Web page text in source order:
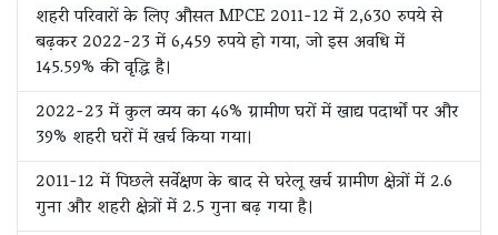
शहरी परिवारों के लिए औसत MPCE 2011-12 में 2,630 रुपये से
बढ़कर 2022-23 में 6,459 रुपये हो गया, जो इस अवधि में
145.59% की वृद्धि है।
2022-23 में कुल व्यय का 46% ग्रामीण घरों में खाद्य पदार्थों पर और
39% शहरी घरों में खर्च किया गया।
2011-12 में पिछले सर्वेक्षण के बाद से घरेलू खर्च ग्रामीण क्षेत्रों में 2.6
गुना और शहरी क्षेत्रों में 2.5 गुना बढ़ गया है।